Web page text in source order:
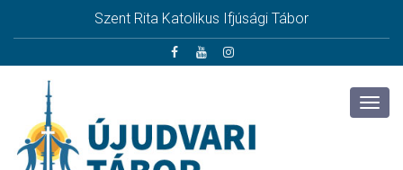
Szent Rita Katolikus Ifjúsági Tábor